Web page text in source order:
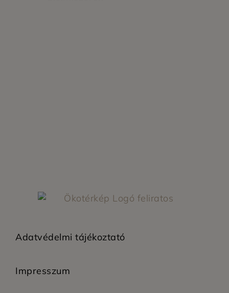
Adatvédelmi tájékoztató
Impresszum